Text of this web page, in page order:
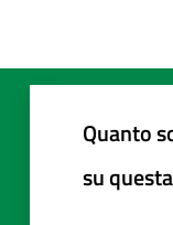
Quanto
su